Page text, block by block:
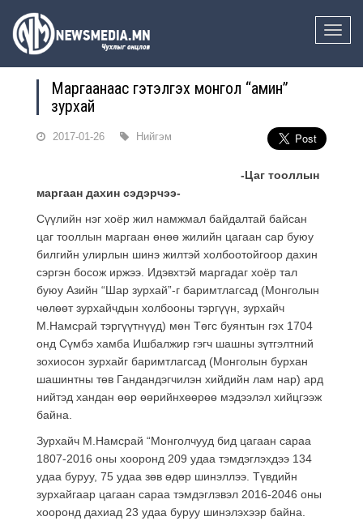
Toggle
Маргаанаас гэтэлгэх монгол “амин”
зурхай
2017-01-26 Нийгэм
-Цаг тооллын
маргаан дахин сэдэрчээ-
Сүүлийн нэг хоёр жил намжмал байдалтай байсан
цаг тооллын маргаан өнөө жилийн цагаан сар буюу
билгийн улирлын шинэ жилтэй холбоотойгоор дахин
сэргэн босож иржээ. Идэвхтэй маргадаг хоёр тал
буюу Азийн “Шар зурхай”-г баримтлагсад (Монголын
чөлөөт зурхайчдын холбооны тэргүүн, зурхайч
М.Намсрай тэргүүтнүүд) мөн Төгс буянтын гэх 1704
онд Сүмбэ хамба Ишбалжир гэгч шашны зүтгэлтний
зохиосон зурхайг баримтлагсад (Монголын бурхан
шашинтны төв Гандандэгчилэн хийдийн лам нар) ард
нийтэд хандан өөр өөрийнхөөрөө мэдээлэл хийцгээж
байна.
Зурхайч М.Намсрай “Монголчууд бид цагаан сараа
1807-2016 оны хооронд 209 удаа тэмдэглэхдээ 134
удаа буруу, 75 удаа зөв өдөр шинэллээ. Түвдийн
зурхайгаар цагаан сараа тэмдэглэвэл 2016-2046 оны
хооронд дахиад 23 удаа буруу шинэлэхээр байна.